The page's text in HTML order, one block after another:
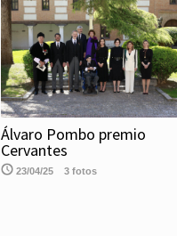
Álvaro Pombo premio
Cervantes
23/04/25 3 fotos